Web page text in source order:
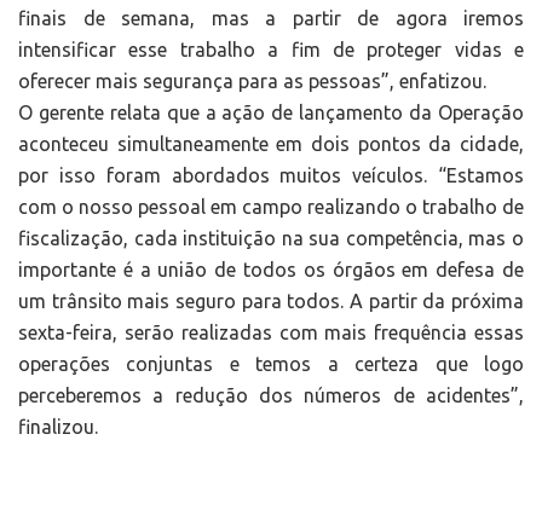
finais de semana, mas a partir de agora iremos
intensificar esse trabalho a fim de proteger vidas e
oferecer mais segurança para as pessoas”, enfatizou.
O gerente relata que a ação de lançamento da Operação
aconteceu simultaneamente em dois pontos da cidade,
por isso foram abordados muitos veículos. “Estamos
com o nosso pessoal em campo realizando o trabalho de
fiscalização, cada instituição na sua competência, mas o
importante é a união de todos os órgãos em defesa de
um trânsito mais seguro para todos. A partir da próxima
sexta-feira, serão realizadas com mais frequência essas
operações conjuntas e temos a certeza que logo
perceberemos a redução dos números de acidentes”,
finalizou.